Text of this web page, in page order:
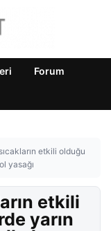
Forum
sıcakların etkili olduğu
yasağı
etkili
yarın